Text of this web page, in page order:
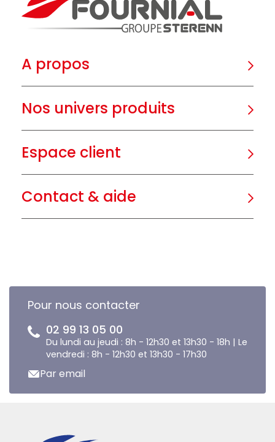
A propos
Nos univers produits
Espace client
Contact & aide
Pour nous contacter
02 99 13 05 00
Du lundi au jeudi : 8h - 12h30 et 13h30 - 18h | Le
vendredi : 8h - 12h30 et 13h30 - 17h30
Par email